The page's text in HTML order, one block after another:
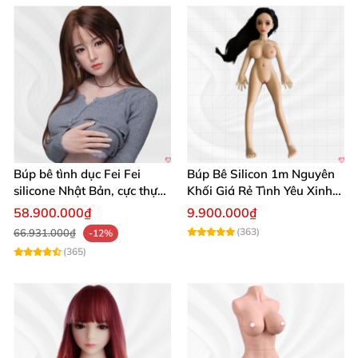
Búp bê QT CHUYIN 158CM thật êm ái Siêu mềm Đáng yêu
Búp bê QT CHUYIN 158CM thật êm ái Siêu mềm Đáng yêu
Búp bê tình dục Fei Fei
silicone Nhật Bản, cực thực,
giá tốt
58.900.000₫
66.931.000₫
-12%
(365)
Búp Bê Silicon 1m Nguyên
Khối Giá Rẻ Tình Yêu Xinh
Đẹp
9.900.000₫
(363)